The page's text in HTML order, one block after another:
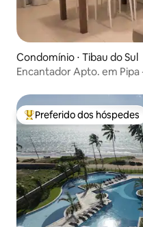
Condomínio ⋅ Tibau do Sul
Entre os melhores
Preferido dos hóspedes